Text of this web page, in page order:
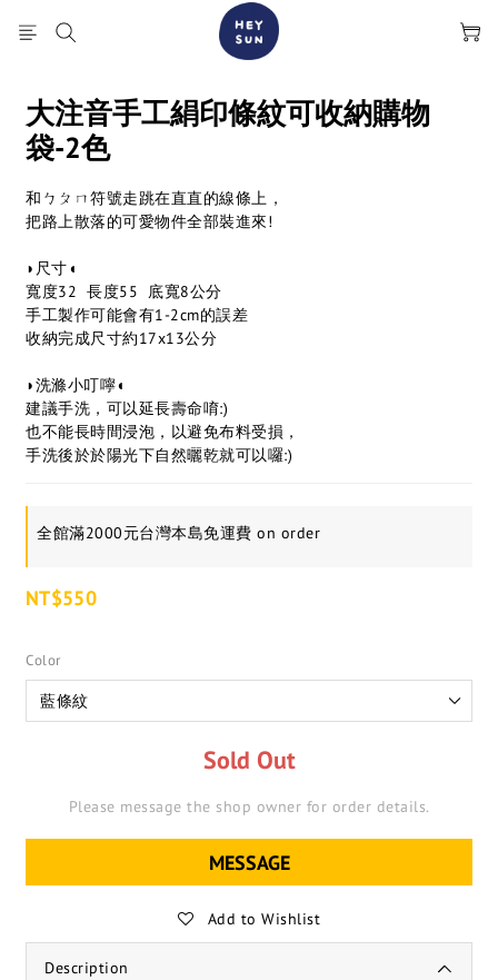
大注音手工絹印條紋可收納購物
袋-2色
和ㄅㄆㄇ符號走跳在直直的線條上，
把路上散落的可愛物件全部裝進來!
◗尺寸◖
寬度32  長度55  底寬8公分
手工製作可能會有1-2cm的誤差
收納完成尺寸約17x13公分
◗洗滌小叮嚀◖
建議手洗，可以延長壽命唷:)
也不能長時間浸泡，以避免布料受損，
手洗後於於陽光下自然曬乾就可以囉:)
全館滿2000元台灣本島免運費 on order
NT$550
Color
Sold Out
Please message the shop owner for order details.
MESSAGE
Add to Wishlist
Description